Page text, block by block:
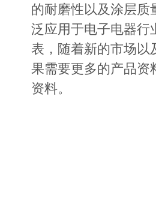
的耐磨性以及涂层质
泛应用于电子电器行
表，随着新的市场以
果需要更多的产品资
资料。